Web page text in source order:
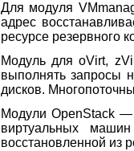
Для модуля
адрес
ресурсе резервного
Модуль для oVirt,
выполнять запросы
дисков.
Модули OpenStack —
виртуальных
восстановленной из